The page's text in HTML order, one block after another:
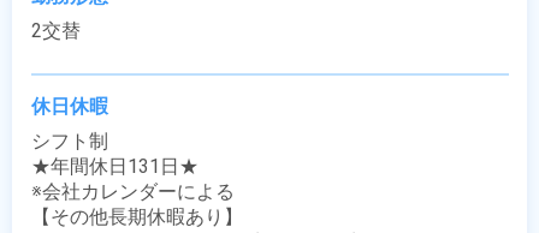
2交替
休日休暇
シフト制
★年間休日131日★
※会社カレンダーによる
【その他長期休暇あり】